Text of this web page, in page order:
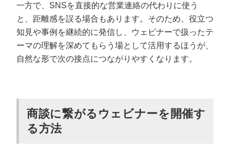
一方で、SNSを直接的な営業連絡の代わりに使う
と、距離感を誤る場合もあります。そのため、役立つ
知見や事例を継続的に発信し、ウェビナーで扱ったテ
ーマの理解を深めてもらう場として活用するほうが、
自然な形で次の接点につながりやすくなります。
商談に繋がるウェビナーを開催す
る方法